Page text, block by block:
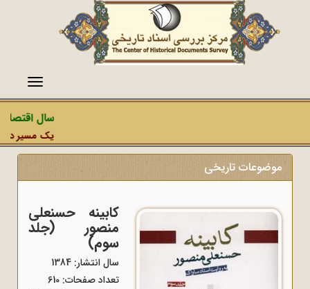
منو
سال
یک مسیر
موضوعات تاریخی
کابینه حسنعلی
منصور (جلد
سوم)
سال انتشار: 1384
تعداد صفحات: 610